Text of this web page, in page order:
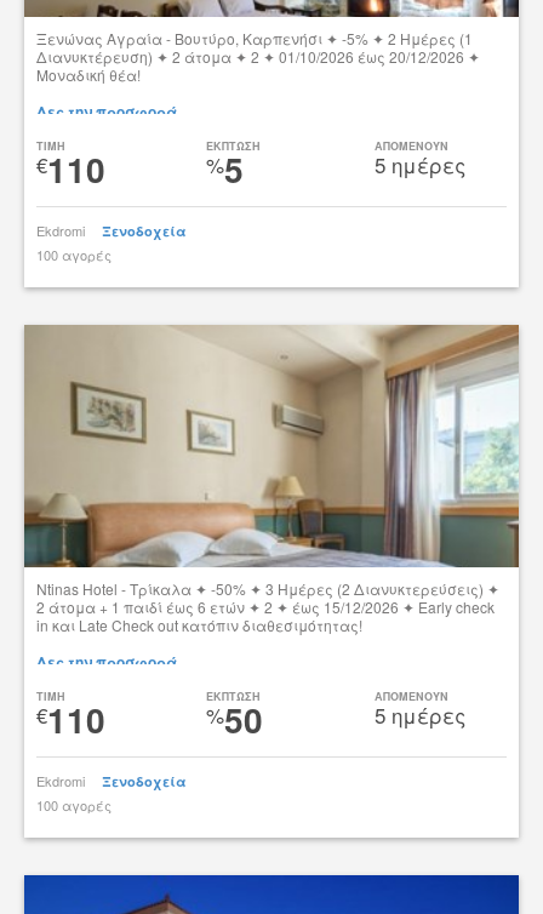
Ξενώνας Αγραία - Βουτύρο, Καρπενήσι ✦ -5% ✦ 2 Ημέρες (1
Διανυκτέρευση) ✦ 2 άτομα ✦ 2 ✦ 01/10/2026 έως 20/12/2026 ✦
Μοναδική θέα!
Δες την προσφορά
TIMH
€110 ΕΚΠΤΩΣΗ
%5 ΑΠΟΜΕΝΟΥΝ
5 ημέρες
Ekdromi Ξενοδοχεία
100 αγορές
tsibato
Ntinas Hotel - Τρίκαλα ✦ -50% ✦ 3 Ημέρες (2 Διανυκτερεύσεις) ✦
2 άτομα + 1 παιδί έως 6 ετών ✦ 2 ✦ έως 15/12/2026 ✦ Early check
in και Late Check out κατόπιν διαθεσιμότητας!
Δες την προσφορά
TIMH
€110 ΕΚΠΤΩΣΗ
%50 ΑΠΟΜΕΝΟΥΝ
5 ημέρες
Ekdromi Ξενοδοχεία
100 αγορές
tsibato